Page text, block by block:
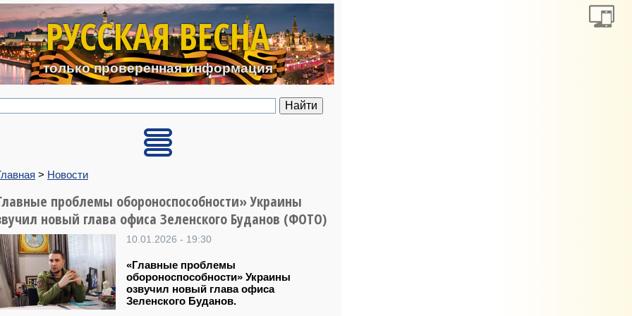
Перейти к основному содержанию
РУССКАЯ ВЕСНА
только проверенная информация
> Новости
проблемы обороноспособности» Украины
новый глава офиса Зеленского Буданов (ФОТО)
10.01.2026 - 19:30
«Главные проблемы
обороноспособности» Украины
озвучил новый глава офиса
Зеленского Буданов.